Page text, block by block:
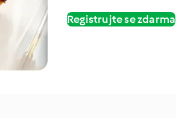
Registrujte se zdarma